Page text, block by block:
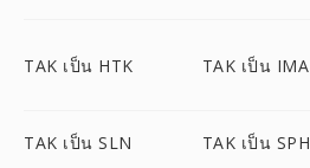
TAK เป็น HTK TAK เป็น IMA
TAK เป็น SLN TAK เป็น SPH